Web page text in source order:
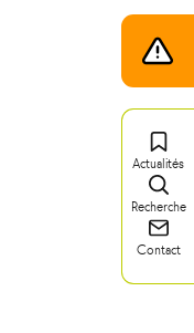
Infos
trafic
Actualités
Recherche
Contact